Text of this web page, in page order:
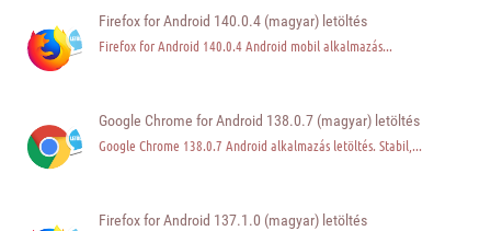
Firefox for Android 140.0.4 (magyar) letöltés
Firefox for Android 140.0.4 Android mobil alkalmazás...
Google Chrome for Android 138.0.7 (magyar) letöltés
Google Chrome 138.0.7 Android alkalmazás letöltés. Stabil,...
Firefox for Android 137.1.0 (magyar) letöltés